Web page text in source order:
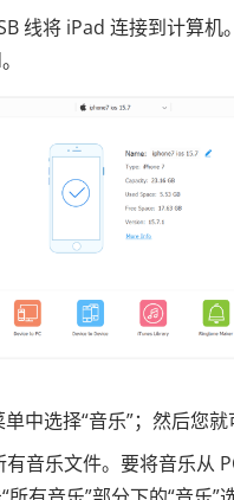
线将 iPad 连接到计算机
中选择“音乐”；然后您
音乐文件。要将音乐从